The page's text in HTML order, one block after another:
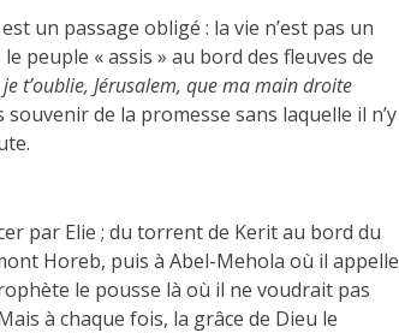
un passage obligé : la vie n’est pas un
peuple « assis » au bord des fleuves de
je t’oublie, Jérusalem, que ma main droite
de la promesse sans laquelle il n’y
par Elie ; du torrent de Kerit au bord du
Horeb, puis à Abel-Mehola où il appelle
le pousse là où il ne voudrait pas
à chaque fois, la grâce de Dieu le